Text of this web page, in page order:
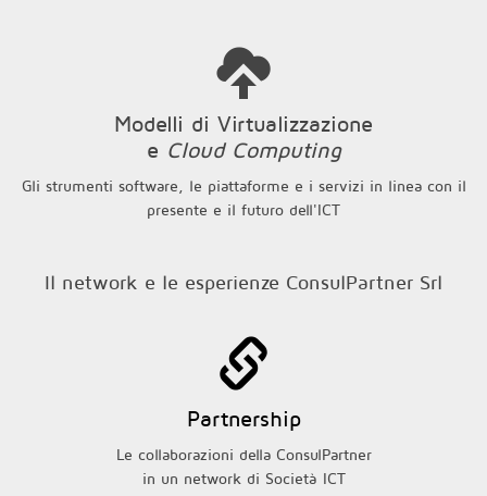
Modelli di Virtualizzazione
e Cloud Computing
Gli strumenti software, le piattaforme e i servizi in linea con il
presente e il futuro dell'ICT
Il network e le esperienze ConsulPartner Srl
Partnership
Le collaborazioni della ConsulPartner
in un network di Società ICT